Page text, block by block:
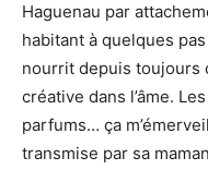
Haguenau par
habitant à quelques
nourrit depuis toujours
créative dans l’âme.
parfums… ça
transmise par sa